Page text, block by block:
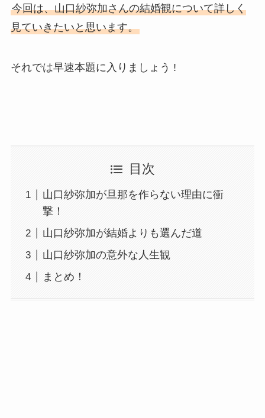
今回は、山口紗弥加さんの結婚観について詳しく
見ていきたいと思います。
それでは早速本題に入りましょう !
目次
山口紗弥加が旦那を作らない理由に衝
撃！
山口紗弥加が結婚よりも選んだ道
山口紗弥加の意外な人生観
まとめ！